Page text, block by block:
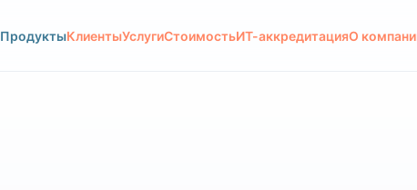
ПродуктыКлиентыУслугиСтоимостьИТ-аккредитацияО